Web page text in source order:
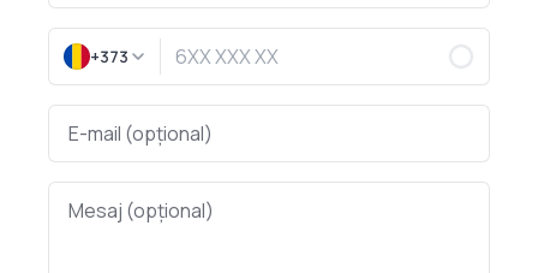
+373